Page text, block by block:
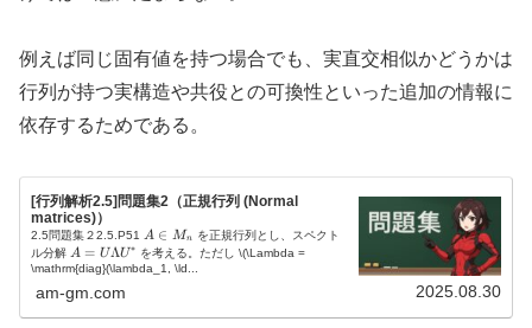
例えば同じ固有値を持つ場合でも、実直交相似かどうかは
行列が持つ実構造や共役との可換性といった追加の情報に
依存するためである。
[行列解析2.5]問題集2（正規行列 (Normal
matrices)）
2.5問題集２2.5.P51
A
\i
n
n
A ∈ Mn
を正規行列とし、スペクト
ル分解 A
=
\
L
A = UΛU∗ を考える。ただし\(\Lambda =
\mathrm{diag}(\lambda_1, \ld...
am-gm.com 2025.08.30